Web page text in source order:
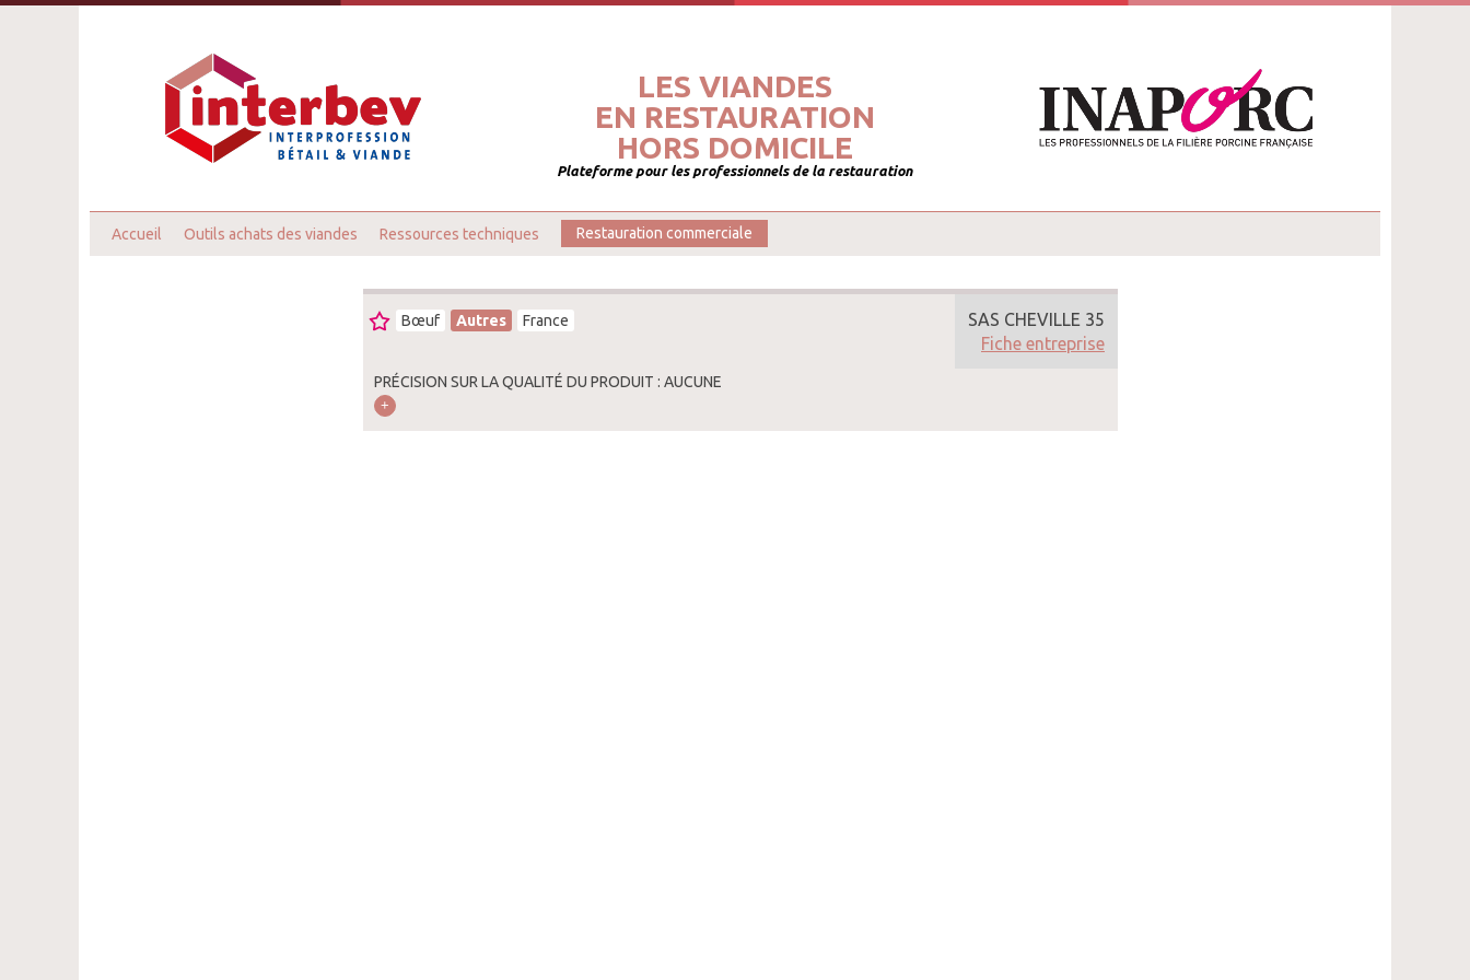
LES VIANDES
EN RESTAURATION
HORS DOMICILE
Plateforme pour les professionnels de la restauration
Accueil Outils achats des viandes Ressources techniques Restauration commerciale
Bœuf Autres France
PRÉCISION SUR LA QUALITÉ DU PRODUIT : AUCUNE
SAS CHEVILLE 35
Fiche entreprise